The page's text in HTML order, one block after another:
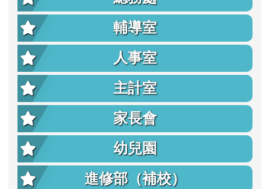
輔導室
人事室
主計室
家長會
幼兒園
進修部（補校）